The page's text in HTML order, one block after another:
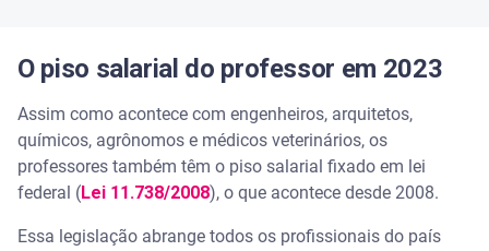
O piso salarial do professor em 2023
Assim como acontece com engenheiros, arquitetos,
químicos, agrônomos e médicos veterinários, os
professores também têm o piso salarial fixado em lei
federal (Lei 11.738/2008), o que acontece desde 2008.
Essa legislação abrange todos os profissionais do país